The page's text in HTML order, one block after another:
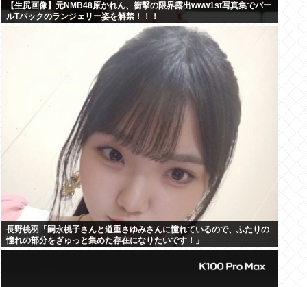
【生尻画像】元NMB48原かれん、衝撃の限界露出www1st写真集でパー
ルTバックのランジェリー姿を解禁！！！
長野桃羽「嗣永桃子さんと道重さゆみさんに憧れているので、ふたりの
憧れの部分をぎゅっと集めた存在になりたいです！」